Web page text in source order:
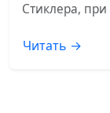
Стиклера,
Читать →